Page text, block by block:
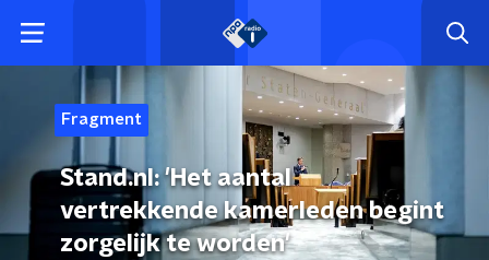
Fragment
Stand.nl: 'Het aantal
vertrekkende kamerleden begint
zorgelijk te worden'